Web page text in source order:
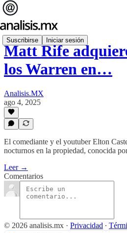
Suscribirse Iniciar sesión
Matt Rife
los Warren en…
Analisis.MX
ago 4, 2025
El comediante y el youtuber Elton
nocturnos en la propiedad, conocida
Leer →
Comentarios
© 2026 analisis.mx · Privacidad ∙